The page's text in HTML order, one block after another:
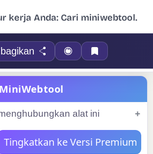
kerja Anda: Cari miniwebtool.
MiniWebtool
alat ini
Tingkatkan ke Versi Premium